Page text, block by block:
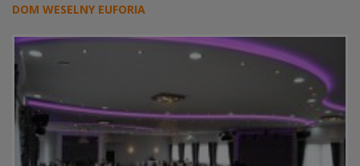
DOM WESELNY EUFORIA